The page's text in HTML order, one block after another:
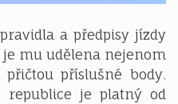
a předpisy jízdy
mu udělena nejenom
příslušné body.
republice je platný od